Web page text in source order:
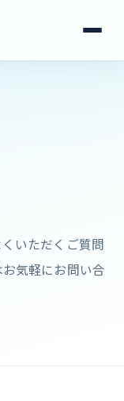
いただくご質問
気軽にお問い合